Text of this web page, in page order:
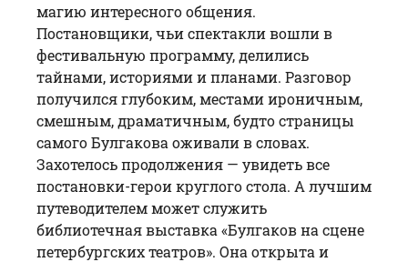
магию интересного общения.
Постановщики, чьи спектакли вошли в
фестивальную программу, делились
тайнами, историями и планами. Разговор
получился глубоким, местами ироничным,
смешным, драматичным, будто страницы
самого Булгакова оживали в словах.
Захотелось продолжения — увидеть все
постановки-герои круглого стола. А лучшим
путеводителем может служить
библиотечная выставка «Булгаков на сцене
петербургских театров». Она открыта и